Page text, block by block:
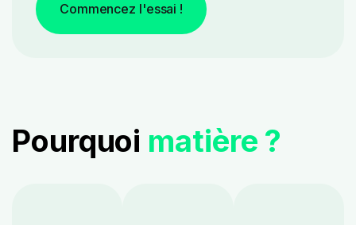
Commencez l'essai !
Pourquoi matière ?